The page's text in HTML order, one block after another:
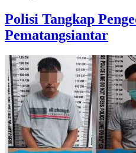
Polisi Tangkap
Pematangsiantar